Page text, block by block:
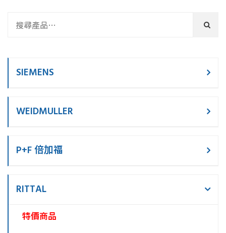
SIEMENS
WEIDMULLER
P+F 倍加福
RITTAL
特價商品